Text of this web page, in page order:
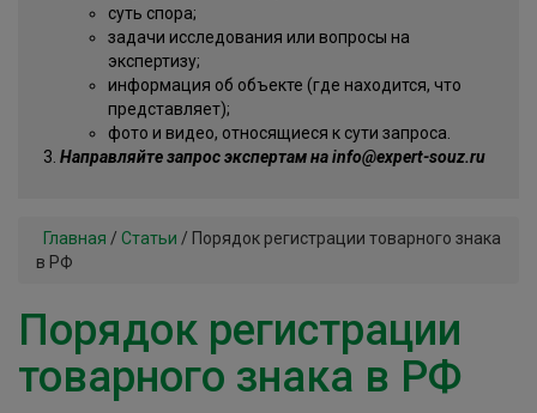
суть спора;
задачи исследования или вопросы на
экспертизу;
информация об объекте (где находится, что
представляет);
фото и видео, относящиеся к сути запроса.
Направляйте запрос экспертам на info@expert-souz.ru
Главная / Статьи / Порядок регистрации товарного знака
в РФ
Порядок регистрации
товарного знака в РФ